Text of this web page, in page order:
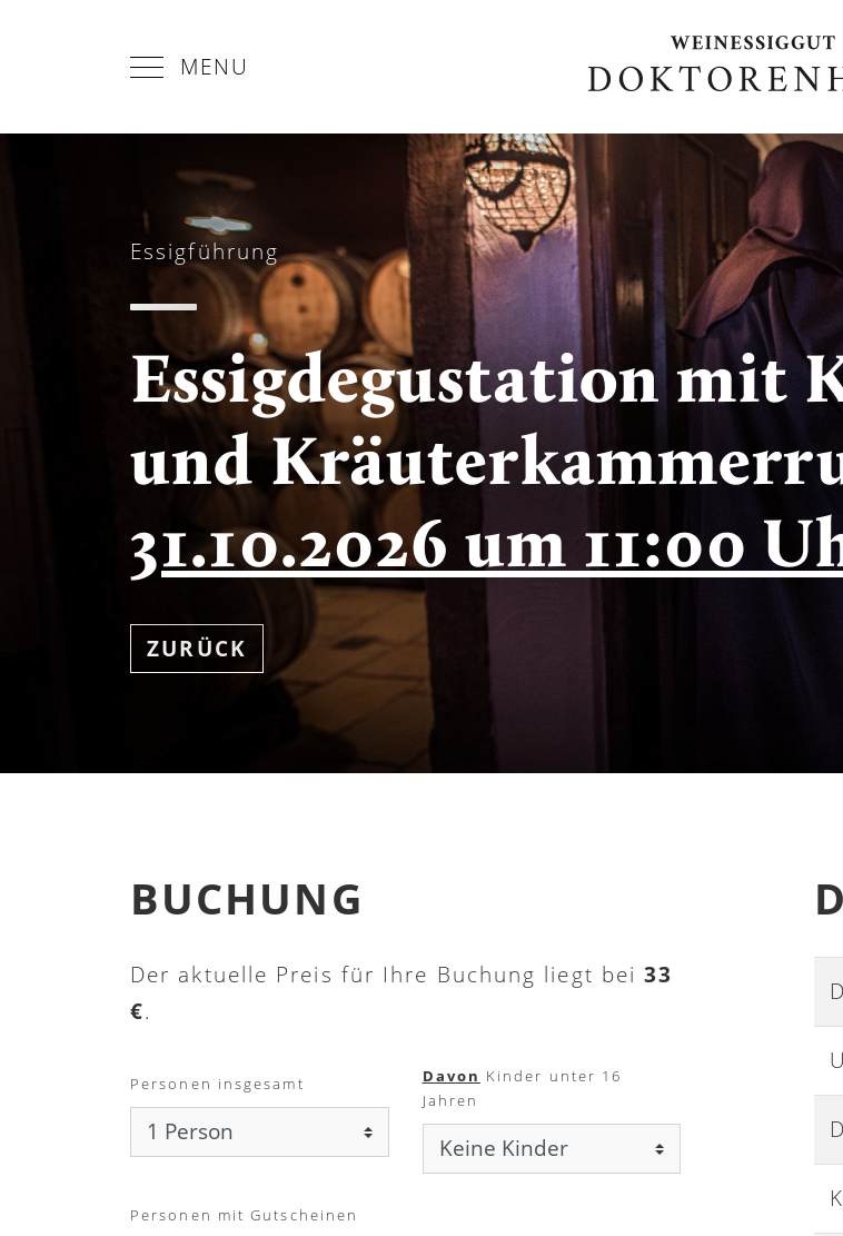
MENU
Essigführung
Essigdegustation mit
und
31.10.2026 um 11:00
ZURÜCK
BUCHUNG
Der aktuelle Preis für Ihre Buchung liegt bei33
€.
Personen insgesamt Davon Kinder unter 16
Jahren
Personen mit Gutscheinen